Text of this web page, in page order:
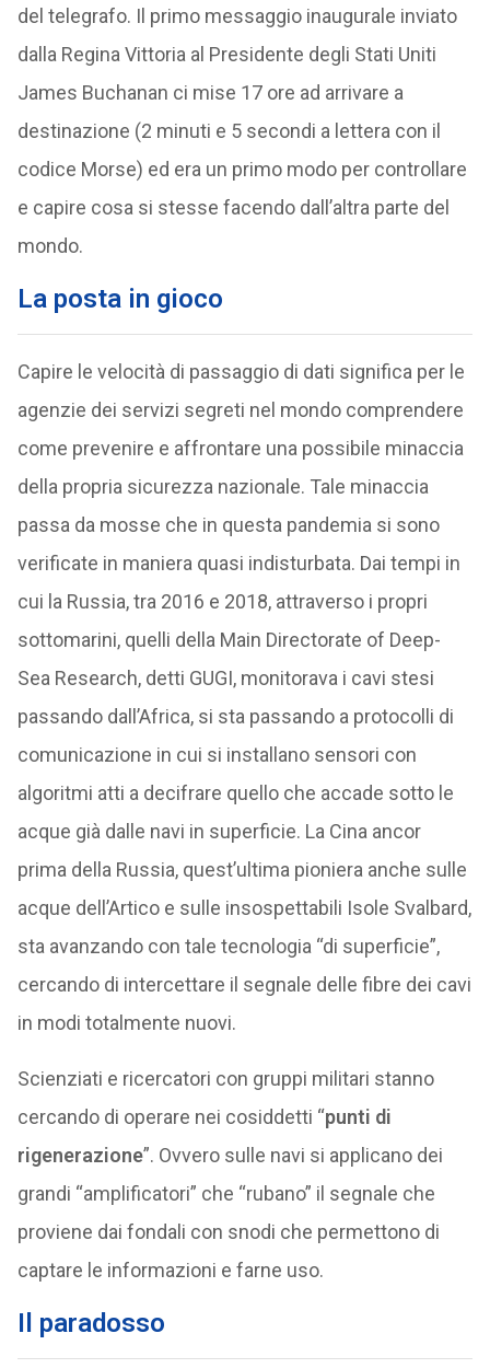
del telegrafo. Il primo messaggio inaugurale inviato
dalla Regina Vittoria al Presidente degli Stati Uniti
James Buchanan ci mise 17 ore ad arrivare a
destinazione (2 minuti e 5 secondi a lettera con il
codice Morse) ed era un primo modo per controllare
e capire cosa si stesse facendo dall’altra parte del
mondo.
La posta in gioco
Capire le velocità di passaggio di dati significa per le
agenzie dei servizi segreti nel mondo comprendere
come prevenire e affrontare una possibile minaccia
della propria sicurezza nazionale. Tale minaccia
passa da mosse che in questa pandemia si sono
verificate in maniera quasi indisturbata. Dai tempi in
cui la Russia, tra 2016 e 2018, attraverso i propri
sottomarini, quelli della Main Directorate of Deep-
Sea Research, detti GUGI, monitorava i cavi stesi
passando dall’Africa, si sta passando a protocolli di
comunicazione in cui si installano sensori con
algoritmi atti a decifrare quello che accade sotto le
acque già dalle navi in superficie. La Cina ancor
prima della Russia, quest’ultima pioniera anche sulle
acque dell’Artico e sulle insospettabili Isole Svalbard,
sta avanzando con tale tecnologia “di superficie”,
cercando di intercettare il segnale delle fibre dei cavi
in modi totalmente nuovi.
Scienziati e ricercatori con gruppi militari stanno
cercando di operare nei cosiddetti “punti di
rigenerazione”. Ovvero sulle navi si applicano dei
grandi “amplificatori” che “rubano” il segnale che
proviene dai fondali con snodi che permettono di
captare le informazioni e farne uso.
Il paradosso